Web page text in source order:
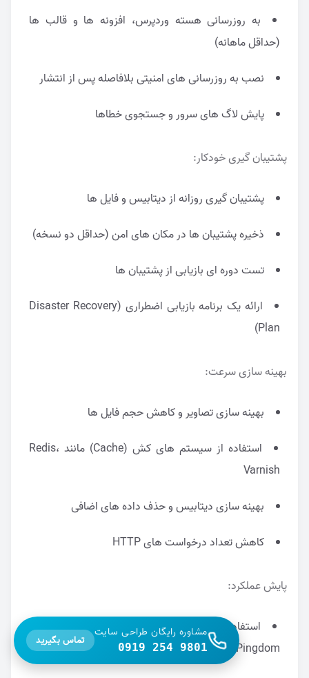
به روزرسانی هسته وردپرس، افزونه ها و قالب ها
(حداقل ماهانه)
نصب به روزرسانی های امنیتی بلافاصله پس از انتشار
پایش لاگ های سرور و جستجوی خطاها
پشتیبان گیری خودکار:
پشتیبان گیری روزانه از دیتابیس و فایل ها
ذخیره پشتیبان ها در مکان های امن (حداقل دو نسخه)
تست دوره ای بازیابی از پشتیبان ها
ارائه یک برنامه بازیابی اضطراری (Disaster Recovery
Plan)
بهینه سازی سرعت:
بهینه سازی تصاویر و کاهش حجم فایل ها
استفاده از سیستم های کش (Cache) مانند Redis،
Varnish
بهینه سازی دیتابیس و حذف داده های اضافی
کاهش تعداد درخواست های HTTP
پایش عملکرد:
استفاده از ابزارهای پایش مانند Uptime Robot یا
Pingdom
مشاوره رایگان طراحی سایت
0919 254 9801 تماس بگیرید